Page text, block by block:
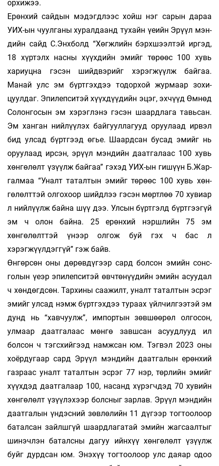
орхижээ.
Ерөнхий сайдын мэдэгдлээс хойш нэг сарын дараа
УИХ-ын чуулганы хуралдаанд тухайн үеийн Эрүүл мэн­
дийн сайд С.Энхболд “Хөгжлийн бэрхшээлтэй иргэд,
18 хүртэлх насны хүүхдийн эмийг төрөөс 100 хувь
хариуцна гэсэн шийдвэрийг хэрэгжүүлж бай­гаа.
Манай улс эм бүртгэхдээ тодорхой жур­маар зо­хи­
цуулдаг. Эпилепситэй хүүхдүүдийн эцэг, эх­чүүд Өмнөд
Солонгосын эм хэрэглэнэ гэ­сэн шаард­лага тавьсан.
Эм ханган нийлүүлэх бай­­гуул­­лагууд оруулаад ирвэл
бид улсад бүртгээд өгье. Шаардсан бусад эмийг нь
оруулаад ир­сэн, эрүүл мэндийн даатгалаас 100 хувь
хөн­гөлөлт үзүүлж байгаа” гэхэд УИХ-ын гишүүн Б.Жар­
гал­­маа “Уналт таталтын эмийг төрөөс 100 хувь хөн­
гөлөлт­тэй олгохоор шийдлээ гэсэн мөртлөө 70 хувиар
л нийлүүлж байна шүү дээ. Улсын бүрт­гэлд бүртгээгүй
эм ч олон байна. 25 ерөнхий нэрш­лийн 75 эм
хөнгөлөлттэй үнээр олгож буй гэх ч бас л
хэрэгжүүлдэггүй” гэж байв.
Өнгөрсөн оны дөрөвдүгээр сард болсон эмийн сонс­
голын үеэр эпилепситэй өвчтөнүүдийн эмийн асуудал
ч хөндөгдсөн. Тархины саажилт, уналт таталтын эсрэг
эмийг улсад нэмж бүрт­гэх­дээ тураах үйлчилгээтэй эм
дунд нь “хав­чуулж”, импортын зөвшөөрөл олгосон,
улмаар даат­­галаас мөнгө завшсан асуудлууд ил
болсон ч тэгс­хийгээд намжсан юм. Тэгвэл 2023 оны
хоёр­дугаар сард Эрүүл мэндийн даатгалын ерөнхий
газ­раас уналт таталтын эсрэг 77 нэр, төрлийн эмийг
хүүхдэд даатгалаар 100, насанд хүрэгч­дэд 70 хувийн
хөнгөлөлт үзүүлэхээр болсныг зарлав. Эрүүл мэндийн
даатгалын үндэсний зөвлөлийн 11 дүгээр тогтоолоор
баталсан зайлшгүй шаард­лага­тай эмийн жагсаалтыг
шинэчлэн ба­талс­ны да­гуу ийнхүү хөнгөлөлт үзүүлж
буйг дурд­сан юм. Энэхүү тогтоолоор улс даяар одоо